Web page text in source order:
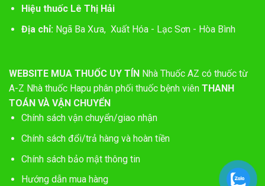
Hiệu thuốc Lê Thị Hải
Địa chỉ: Ngã Ba Xưa, Xuất Hóa - Lạc Sơn - Hòa Bình
WEBSITE MUA THUỐC UY TÍN Nhà Thuốc AZ có thuốc từ
A-Z Nhà thuốc Hapu phân phối thuốc bệnh viên THANH
TOÁN VÀ VẬN CHUYỂN
Chính sách vận chuyển/giao nhận
Chính sách đổi/trả hàng và hoàn tiền
Chính sách bảo mật thông tin
Hướng dẫn mua hàng